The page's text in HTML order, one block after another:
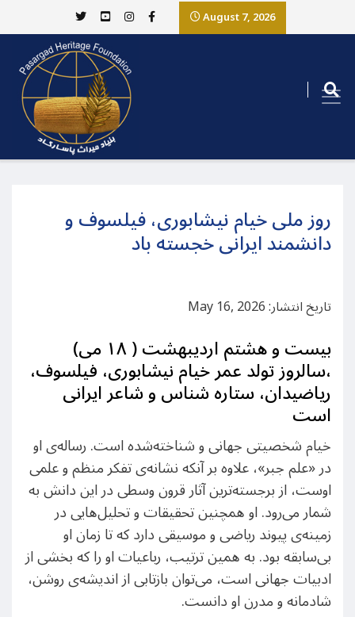
August 7, 2026
روز ملی خیام نیشابوری، فیلسوف و
دانشمند ایرانی خجسته باد
تاریخ انتشار: May 16, 2026
،سالروز تولد عمر خیام نیشابوری، فیلسوف،
ریاضیدان، ستاره شناس و شاعر ایرانی
است
خیام شخصیتی جهانی و شناخته‌شده است. رساله‌ی او
در «علم جبر»، علاوه بر آنکه نشانه‌ی تفکر منظم و علمی
اوست، از برجسته‌ترین آثار قرون وسطی در این دانش به
شمار می‌رود. او همچنین تحقیقات و تحلیل‌هایی در
زمینه‌ی پیوند ریاضی و موسیقی دارد که تا زمان او
بی‌سابقه بود. به همین ترتیب، رباعیات او را که بخشی از
ادبیات جهانی است، می‌توان بازتابی از اندیشه‌ی روشن،
شادمانه و مدرن او دانست.